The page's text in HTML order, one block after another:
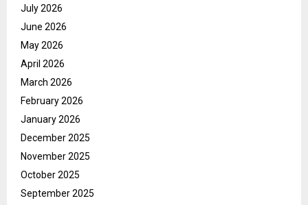
July 2026
June 2026
May 2026
April 2026
March 2026
February 2026
January 2026
December 2025
November 2025
October 2025
September 2025